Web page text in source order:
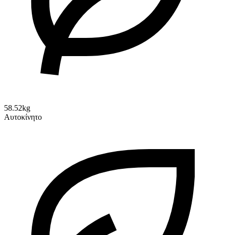
58.52kg
Αυτοκίνητο